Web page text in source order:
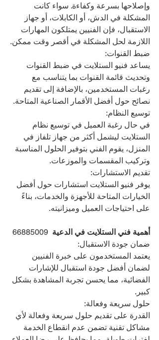
وإصلاحها بسرعة وكفاءة. سواء كانت
المشكلة في الدش، أو الكابلات، أو جهاز
الاستقبال، فإن الفنيين يمتلكون المهارات
اللازمة لحل المشكلة في أقصر وقت ممكن.
ضبط القنوات:
يساعد فنيو الستلايت في ضبط القنوات
وتحديث قائمة القنوات بما يتناسب مع
رغبات المستخدمين، بالإضافة إلى تقديم
نصائح حول أفضل الأقمار الصناعية المتاحة.
توسيع النظام:
في حال رغبة العميل في توسيع نظام
الستلايت ليشمل أكثر من جهاز تلفاز في
المنزل، يقوم الفني بتوفير الحلول المناسبة
وتركيب المقسمات والموزعات.
تقديم الاستشارات:
يوفر فنيو الستلايت استشارات حول أفضل
الخيارات المتاحة للأجهزة والخدمات، بناءً
على احتياجات العميل وميزانيته.
أهمية فني الستلايت في الدعية 66885009
ضمان جودة الاستقبال:
يعتمد المستخدمون على خبرة الفنيين
لضمان أفضل جودة استقبال للإشارات
الفضائية، مما يحسن تجربة المشاهدة بشكل
كبير.
حلول سريعة وفعالة:
القدرة على تقديم حلول سريعة وفعالة لأي
مشاكل تقنية تضمن عدم انقطاع الخدمة